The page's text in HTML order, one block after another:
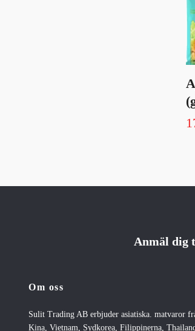
Anmäl dig
Om oss
Sulit Trading AB erbjuder asiatiska. matvaror
Kina, Vietnam, Sydkorea, Filippinerna,